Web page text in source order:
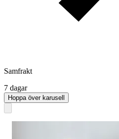
Samfrakt
7 dagar
Hoppa över karusell